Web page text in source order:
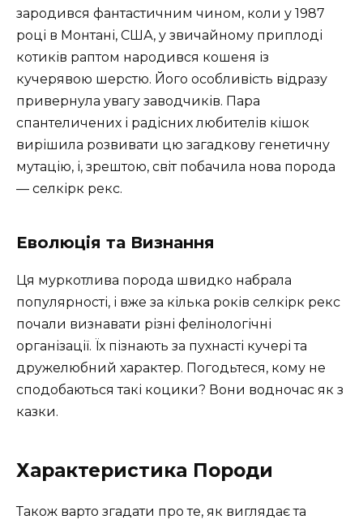
зародився фантастичним чином, коли у 1987
році в Монтані, США, у звичайному приплоді
котиків раптом народився кошеня із
кучерявою шерстю. Його особливість відразу
привернула увагу заводчиків. Пара
спантеличених і радісних любителів кішок
вирішила розвивати цю загадкову генетичну
мутацію, і, зрештою, світ побачила нова порода
— селкірк рекс.
Еволюція та Визнання
Ця муркотлива порода швидко набрала
популярності, і вже за кілька років селкірк рекс
почали визнавати різні фелінологічні
організації. Їх пізнають за пухнасті кучері та
дружелюбний характер. Погодьтеся, кому не
сподобаються такі коцики? Вони водночас як з
казки.
Характеристика Породи
Також варто згадати про те, як виглядає та